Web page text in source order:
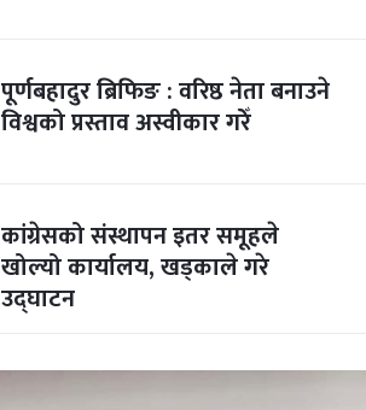
पूर्णबहादुर ब्रिफिङ : वरिष्ठ नेता बनाउने
विश्वको प्रस्ताव अस्वीकार गरेँ
कांग्रेसको संस्थापन इतर समूहले
खोल्यो कार्यालय, खड्काले गरे
उद्घाटन